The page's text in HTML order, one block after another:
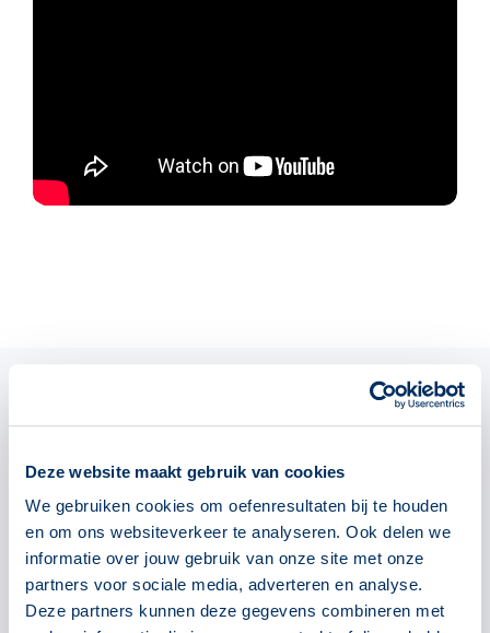
Deze website maakt gebruik van cookies
We gebruiken cookies om oefenresultaten bij te houden
en om ons websiteverkeer te analyseren. Ook delen we
informatie over jouw gebruik van onze site met onze
partners voor sociale media, adverteren en analyse.
Deze partners kunnen deze gegevens combineren met